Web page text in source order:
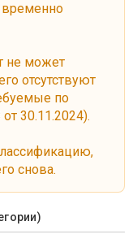
временно
не может
отсутствуют
по
30.11.2024).
снова.